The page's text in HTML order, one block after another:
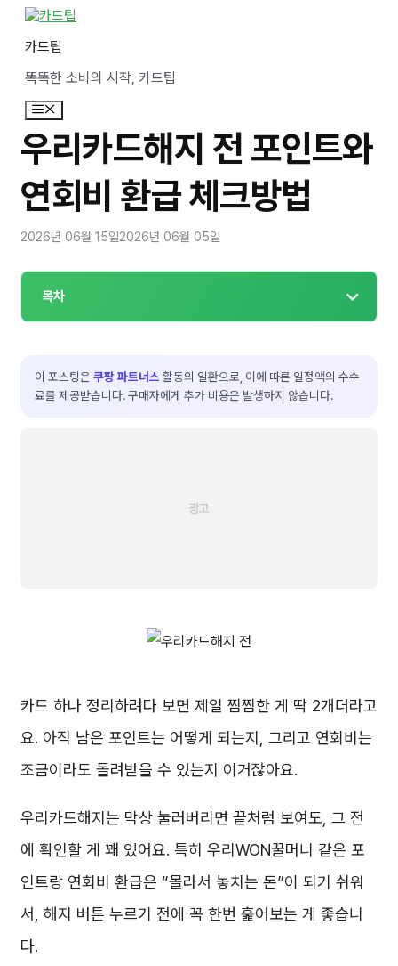
카드팁
똑똑한 소비의 시작, 카드팁
메
뉴
우리카드해지 전 포인트와
연회비 환급 체크방법
2026년 06월 15일2026년 06월 05일
목차
이 포스팅은 쿠팡 파트너스 활동의 일환으로, 이에 따른 일정액의 수수
료를 제공받습니다. 구매자에게 추가 비용은 발생하지 않습니다.
카드 하나 정리하려다 보면 제일 찜찜한 게 딱 2개더라고
요. 아직 남은 포인트는 어떻게 되는지, 그리고 연회비는
조금이라도 돌려받을 수 있는지 이거잖아요.
우리카드해지는 막상 눌러버리면 끝처럼 보여도, 그 전
에 확인할 게 꽤 있어요. 특히 우리WON꿀머니 같은 포
인트랑 연회비 환급은 “몰라서 놓치는 돈”이 되기 쉬워
서, 해지 버튼 누르기 전에 꼭 한번 훑어보는 게 좋습니
다.